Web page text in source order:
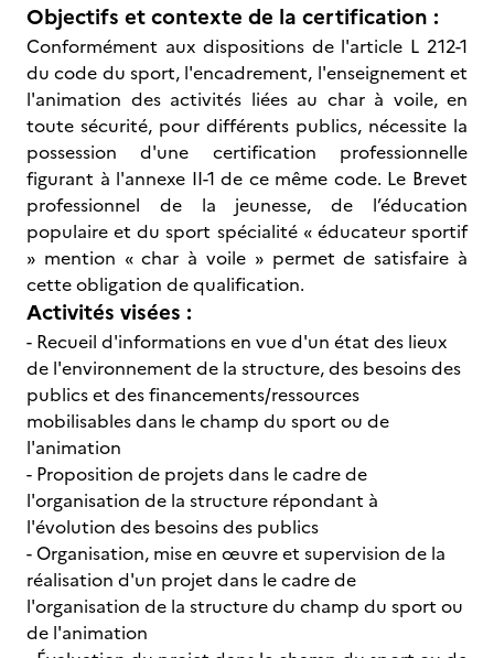
Objectifs et contexte de la certification :
Conformément aux dispositions de l'article L 212-1
du code du sport, l'encadrement, l'enseignement et
l'animation des activités liées au char à voile, en
toute sécurité, pour différents publics, nécessite la
possession d'une certification professionnelle
figurant à l'annexe II-1 de ce même code. Le Brevet
professionnel de la jeunesse, de l’éducation
populaire et du sport spécialité « éducateur sportif
» mention « char à voile » permet de satisfaire à
cette obligation de qualification.
Activités visées :
- Recueil d'informations en vue d'un état des lieux
de l'environnement de la structure, des besoins des
publics et des financements/ressources
mobilisables dans le champ du sport ou de
l'animation
- Proposition de projets dans le cadre de
l'organisation de la structure répondant à
l'évolution des besoins des publics
- Organisation, mise en œuvre et supervision de la
réalisation d'un projet dans le cadre de
l'organisation de la structure du champ du sport ou
de l'animation